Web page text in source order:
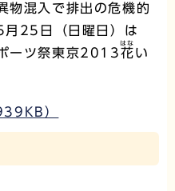
物混入で排出の危機的
月25日（日曜日）は
ーツ祭東京2013花
はな
い
）